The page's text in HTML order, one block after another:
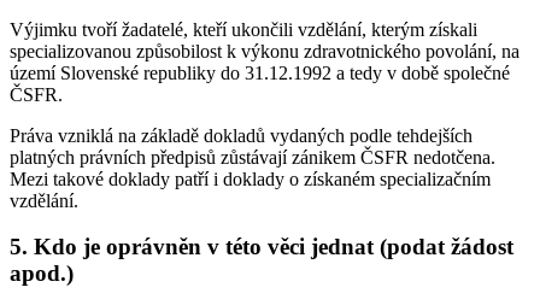
Výjimku tvoří žadatelé, kteří ukončili vzdělání, kterým získali
specializovanou způsobilost k výkonu zdravotnického povolání, na
území Slovenské republiky do 31.12.1992 a tedy v době společné
ČSFR.
Práva vzniklá na základě dokladů vydaných podle tehdejších
platných právních předpisů zůstávají zánikem ČSFR nedotčena.
Mezi takové doklady patří i doklady o získaném specializačním
vzdělání.
5. Kdo je oprávněn v této věci jednat (podat žádost
apod.)